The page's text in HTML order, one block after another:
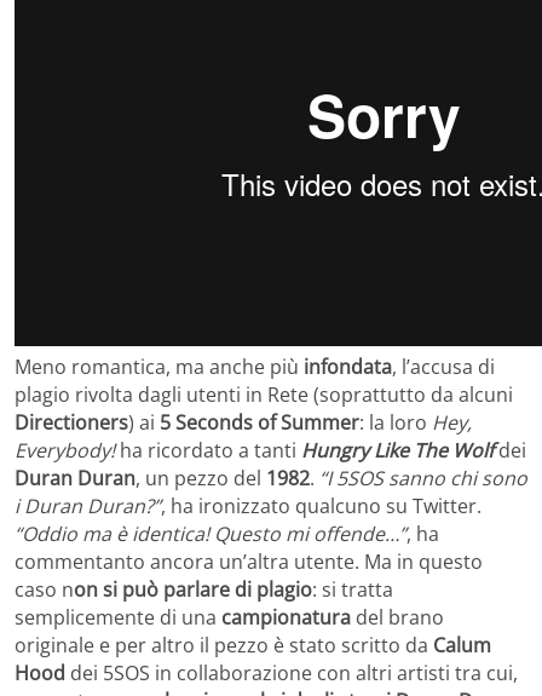
Meno romantica, ma anche più infondata, l’accusa di
plagio rivolta dagli utenti in Rete (soprattutto da alcuni
Directioners) ai 5 Seconds of Summer: la loro Hey,
Everybody!ha ricordato a tanti Hungry Like The Wolfdei
Duran Duran, un pezzo del 1982. “I 5SOS sanno chi sono
i Duran Duran?”, ha ironizzato qualcuno su Twitter.
“Oddio ma è identica! Questo mi offende…”, ha
commentanto ancora un’altra utente. Ma in questo
caso non si può parlare di plagio: si tratta
semplicemente di una campionatura del brano
originale e per altro il pezzo è stato scritto da Calum
Hood dei 5SOS in collaborazione con altri artisti tra cui,